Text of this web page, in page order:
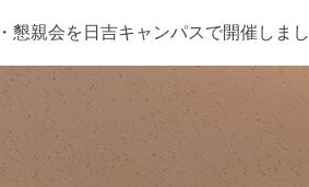
親会を日吉キャンパスで開催しまし